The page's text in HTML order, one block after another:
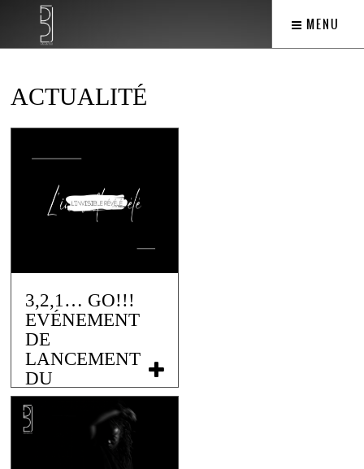
MENU
ACTUALITÉ
3,2,1… GO!!!
EVÉNEMENT
DE
LANCEMENT
DU
FINANCEMENT
PARTICIPATIF…
11 septembre 2024